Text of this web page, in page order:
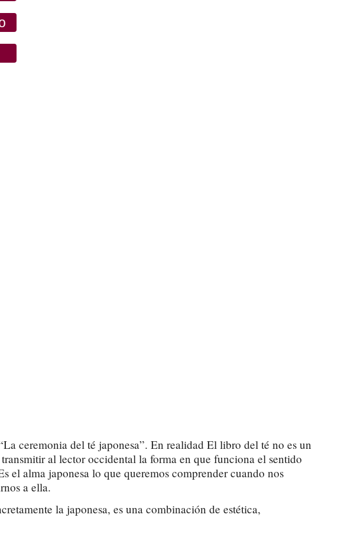
ceremonia del té japonesa”. En realidad El libro del té no es un
al lector occidental la forma en que funciona el sentido
el alma japonesa lo que queremos comprender cuando nos
a ella.
la japonesa, es una combinación de estética,